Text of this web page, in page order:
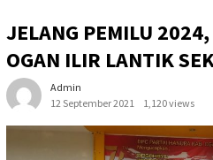
JELANG PEMILU
OGAN ILIR LANTIK
Admin
12 September 2021
1,120 views